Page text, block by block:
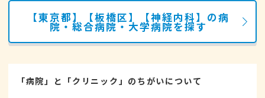
【東京都】【板橋区】【神経内科】の病
院・総合病院・大学病院を探す
「病院」と「クリニック」のちがいについて